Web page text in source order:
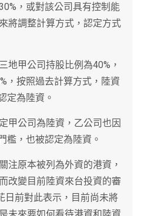
，或對該公司具有控制能
將調整計算方式，認定方式
地甲公司持股比例為40%，
，按照過去計算方式，陸資
定為陸資。
甲公司為陸資，乙公司也因
檻，也被認定為陸資。
注原本被列為外資的港資，
改變目前陸資來台投資的審
日前對此表示，目前尚未將